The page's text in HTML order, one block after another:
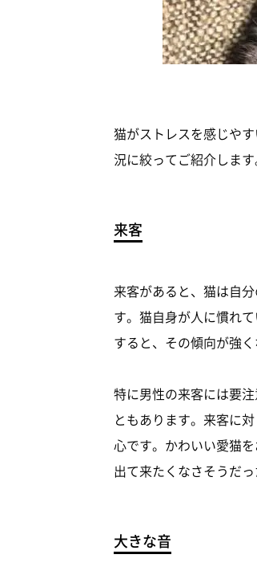
猫がストレスを感じや
況に絞ってご紹介します
来客
来客があると、猫は自
す。猫自身が人に慣れ
すると、その傾向が強く
特に男性の来客には要
ともあります。来客に
心です。かわいい愛猫
出て来たくなさそうだ
大きな音